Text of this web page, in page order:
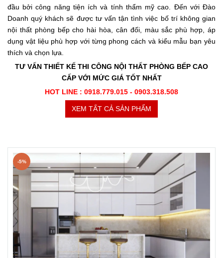
đầu bởi công năng tiện ích và tính thẩm mỹ cao. Đến với Đào
Doanh quý khách sẽ được tư vấn tận tình việc bố trí không gian
nội thất phòng bếp cho hài hòa, cân đối, màu sắc phù hợp, áp
dụng vật liệu phù hợp với từng phong cách và kiểu mẫu bạn yêu
thích và chọn lựa.
TƯ VẤN THIẾT KẾ THI CÔNG NỘI THẤT PHÒNG BẾP CAO
CẤP VỚI MỨC GIÁ TỐT NHẤT
HOT LINE : 0918.779.015 - 0903.318.508
XEM TẤT CẢ SẢN PHẨM